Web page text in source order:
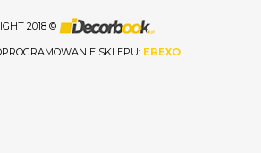
2018 ©
SKLEPU: EBEXO